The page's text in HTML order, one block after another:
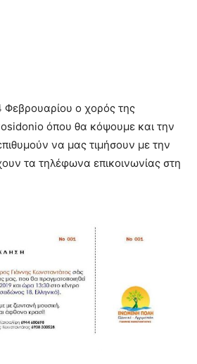
Φεβρουαρίου ο χορός της
όπου θα κόψουμε και την
να μας τιμήσουν με την
τα τηλέφωνα επικοινωνίας στη